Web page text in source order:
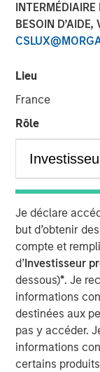
BESOIN
Lieu
France
Rôle
Je déclare
but d’obtenir
compte et
d’Investisseur
dessous)*. Je
informations
destinées aux
pas y accéder.
informations
certains
00:00
Key Themes for
U.S.
Inflation
Rate Cuts
Capital
Portfolio
The Portfolio
asset business,
and types
that span fully
(public and
Offerings are
in discretionary